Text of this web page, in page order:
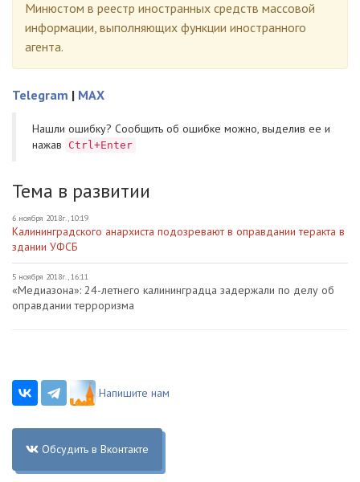
Минюстом в реестр иностранных средств массовой
информации, выполняющих функции иностранного
агента.
Telegram | MAX
Нашли ошибку? Cообщить об ошибке можно, выделив ее и
нажав
Ctrl+Enter
Тема в развитии
6 ноября 2018г., 10:19
Калининградского анархиста подозревают в оправдании теракта в
здании УФСБ
5 ноября 2018г., 16:11
«Медиазона»: 24-летнего калининградца задержали по делу об
оправдании терроризма
Напишите нам
Обсудить в Вконтакте